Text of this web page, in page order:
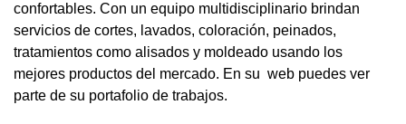
confortables. Con un equipo multidisciplinario brindan
servicios de cortes, lavados, coloración, peinados,
tratamientos como alisados y moldeado usando los
mejores productos del mercado. En su web puedes ver
parte de su portafolio de trabajos.